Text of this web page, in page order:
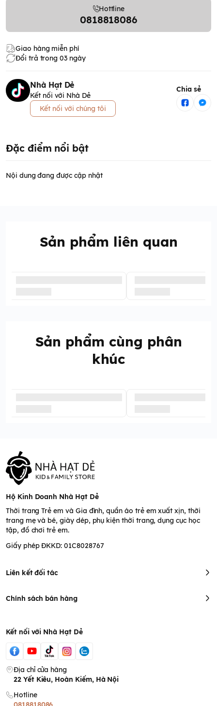
Hottline
0818818086
Giao hàng miễn phí
Đổi trả trong 03 ngày
Nhà Hạt Dẻ
Kết nối với Nhà Dẻ
Kết nối với chúng tôi
Chia sẻ
Đặc điểm nổi bật
Nội dung đang được cập nhật
Sản phẩm liên quan
Sản phẩm cùng phân
khúc
Hộ Kinh Doanh Nhà Hạt Dẻ
Thời trang Trẻ em và Gia đình, quần áo trẻ em xuất xịn, thời
trang mẹ và bé, giày dép, phụ kiện thời trang, dụng cục học
tập, đồ chơi trẻ em.
Giấy phép ĐKKD: 01C8028767
Liên kết đối tác
Chính sách bán hàng
Kết nối với Nhà Hạt Dẻ
Địa chỉ cửa hàng
22 Yết Kiêu, Hoàn Kiếm, Hà Nội
Hotline